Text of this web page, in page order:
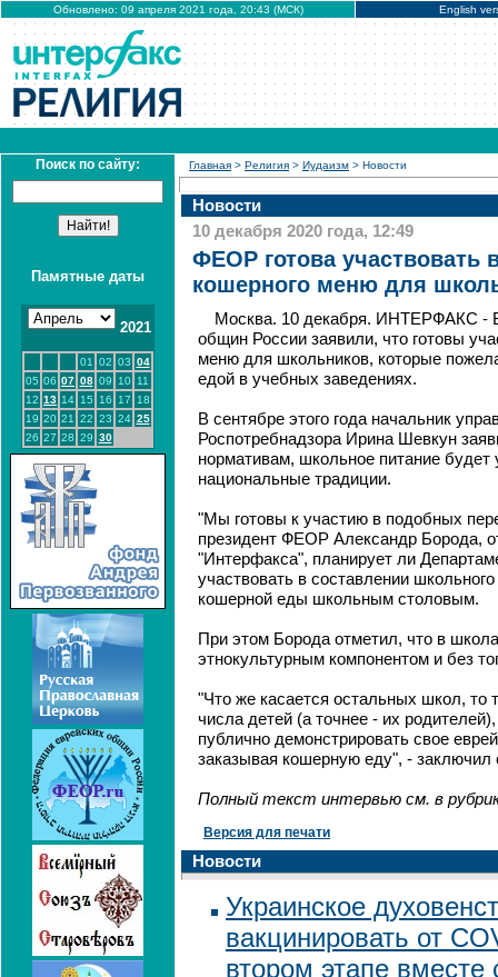
Обновлено: 09 апреля 2021 года, 20:43 (МСК) English
Поиск по сайту:
Памятные даты
2021
01 02 03 04
05 06 07 08 09 10
11
12 13 14 15 16 17
18
19 20 21 22 23 24 25
26 27 28 29 30
Главная > Религия > Иудаизм > Новости
Новости
10 декабря 2020 года, 12:49
ФЕОР готова участвовать
кошерного меню для
Москва. 10 декабря. ИНТЕРФАКС -
общин России заявили, что готовы
меню для школьников, которые
едой в учебных заведениях.
В сентябре этого года начальник
Роспотребнадзора Ирина Шевкун
нормативам, школьное питание будет
национальные традиции.
"Мы готовы к участию в подобных
президент ФЕОР Александр Борода,
"Интерфакса", планирует ли
участвовать в составлении
кошерной еды школьным столовым.
При этом Борода отметил, что в
этнокультурным компонентом и без
"Что же касается остальных школ, то
числа детей (а точнее - их
публично демонстрировать свое
заказывая кошерную еду", - заключил
Полный текст интервью см. в
Версия для печати
Новости
Украинское
вакцинировать от
втором этапе вместе